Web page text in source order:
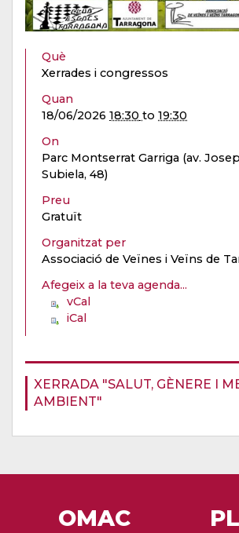
XERRADA "SALUT, GÈNERE I
AMBIENT"
Què
Xerrades i congressos
Quan
18/06/2026 18:30 to 19:30
On
Parc Montserrat Garriga (av.
Subiela, 48)
Preu
Gratuït
Organitzat per
Associació de Veïnes i Veïns de
Afegeix a la teva agenda...
vCal
iCal
OMAC